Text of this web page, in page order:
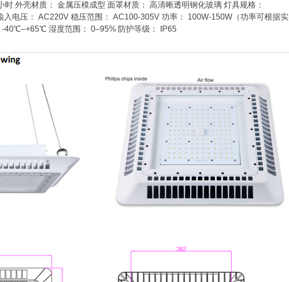
时 外壳材质： 金属压模成型 面罩材质： 高清晰透明钢化玻璃 灯具规格：
入电压： AC220V 稳压范围： AC100-305V 功率： 100W-150W（功率可根据实
-40℃–+65℃ 湿度范围： 0–95% 防护等级： IP65